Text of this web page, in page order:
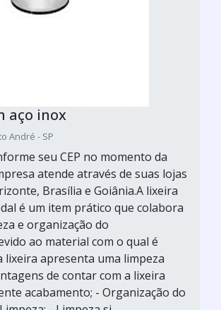
aço inox
André - SP
seu CEP no momento da
atende através de suas lojas
Brasília e Goiânia.A lixeira
é um item prático que colabora
e organização do
ao material com o qual é
lixeira apresenta uma limpeza
de contar com a lixeira
acabamento; - Organização do